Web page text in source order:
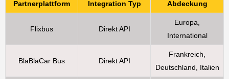
Partnerplattform Integration Typ Abdeckung
Flixbus Direkt API
Europa,
International
BlaBlaCar Bus Direkt API
Frankreich,
Deutschland, Italien